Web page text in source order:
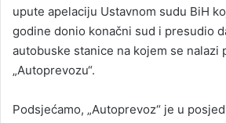
upute apelaciju Ustavnom sudu BiH
godine donio konačni sud i presudio
autobuske stanice na kojem se nalazi
„Autoprevozu“.
Podsjećamo, „Autoprevoz“ je u